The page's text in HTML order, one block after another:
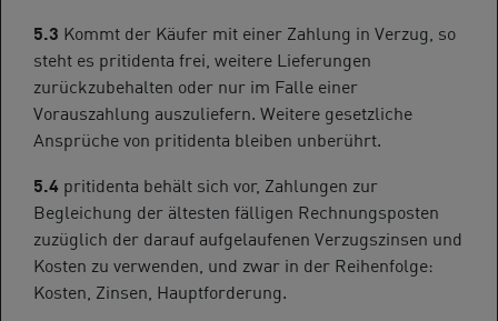
5.3 Kommt der Käufer mit einer Zahlung in Verzug, so
steht es pritidenta frei, weitere Lieferungen
zurückzubehalten oder nur im Falle einer
Vorauszahlung auszuliefern. Weitere gesetzliche
Ansprüche von pritidenta bleiben unberührt.
5.4 pritidenta behält sich vor, Zahlungen zur
Begleichung der ältesten fälligen Rechnungsposten
zuzüglich der darauf aufgelaufenen Verzugszinsen und
Kosten zu verwenden, und zwar in der Reihenfolge:
Kosten, Zinsen, Hauptforderung.